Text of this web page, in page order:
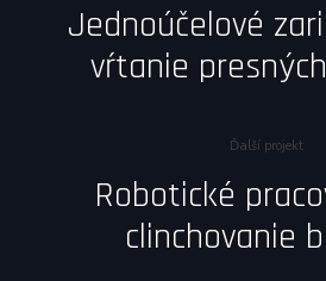
Jednoúčelové
vŕtanie
Ďalší projekt
Robotické
clinchovanie